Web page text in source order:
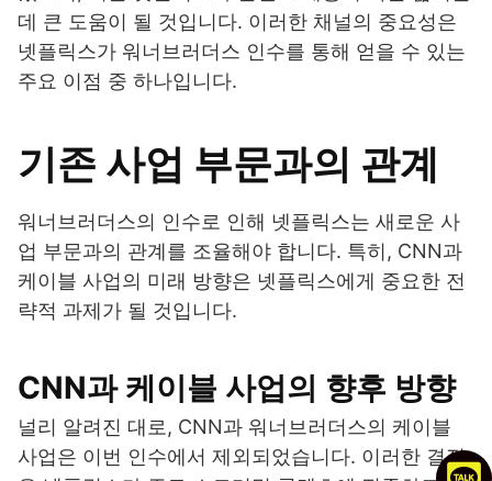
데 큰 도움이 될 것입니다. 이러한 채널의 중요성은
넷플릭스가 워너브러더스 인수를 통해 얻을 수 있는
주요 이점 중 하나입니다.
기존 사업 부문과의 관계
워너브러더스의 인수로 인해 넷플릭스는 새로운 사
업 부문과의 관계를 조율해야 합니다. 특히, CNN과
케이블 사업의 미래 방향은 넷플릭스에게 중요한 전
략적 과제가 될 것입니다.
CNN과 케이블 사업의 향후 방향
널리 알려진 대로, CNN과 워너브러더스의 케이블
사업은 이번 인수에서 제외되었습니다. 이러한 결정